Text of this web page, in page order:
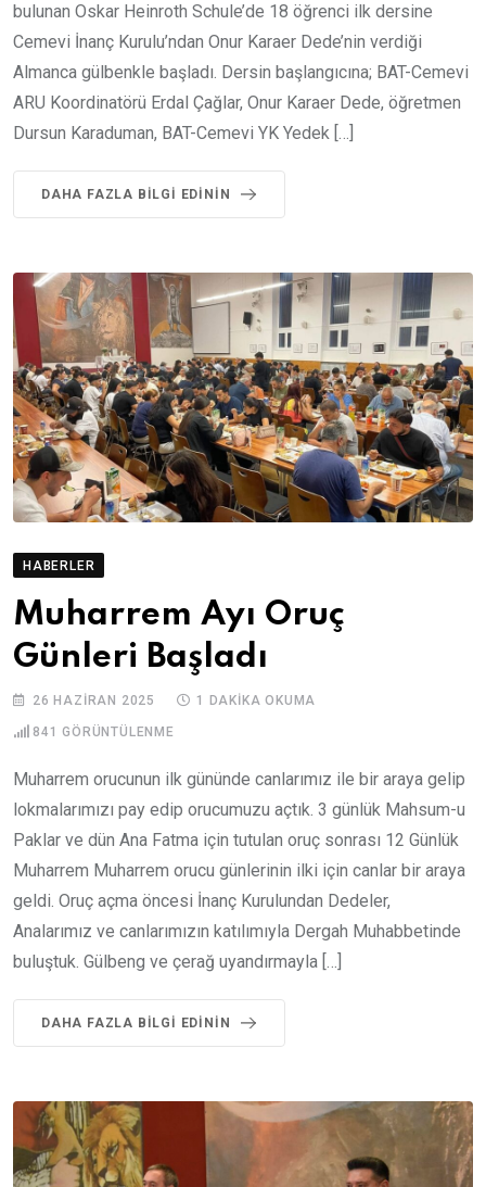
bulunan Oskar Heinroth Schule’de 18 öğrenci ilk dersine
Cemevi İnanç Kurulu’ndan Onur Karaer Dede’nin verdiği
Almanca gülbenkle başladı. Dersin başlangıcına; BAT-Cemevi
ARU Koordinatörü Erdal Çağlar, Onur Karaer Dede, öğretmen
Dursun Karaduman, BAT-Cemevi YK Yedek […]
DAHA FAZLA BILGI EDININ
HABERLER
Muharrem Ayı Oruç
Günleri Başladı
26 HAZIRAN 2025 1 DAKIKA OKUMA
841 GÖRÜNTÜLENME
Muharrem orucunun ilk gününde canlarımız ile bir araya gelip
lokmalarımızı pay edip orucumuzu açtık. 3 günlük Mahsum-u
Paklar ve dün Ana Fatma için tutulan oruç sonrası 12 Günlük
Muharrem Muharrem orucu günlerinin ilki için canlar bir araya
geldi. Oruç açma öncesi İnanç Kurulundan Dedeler,
Analarımız ve canlarımızın katılımıyla Dergah Muhabbetinde
buluştuk. Gülbeng ve çerağ uyandırmayla […]
DAHA FAZLA BILGI EDININ